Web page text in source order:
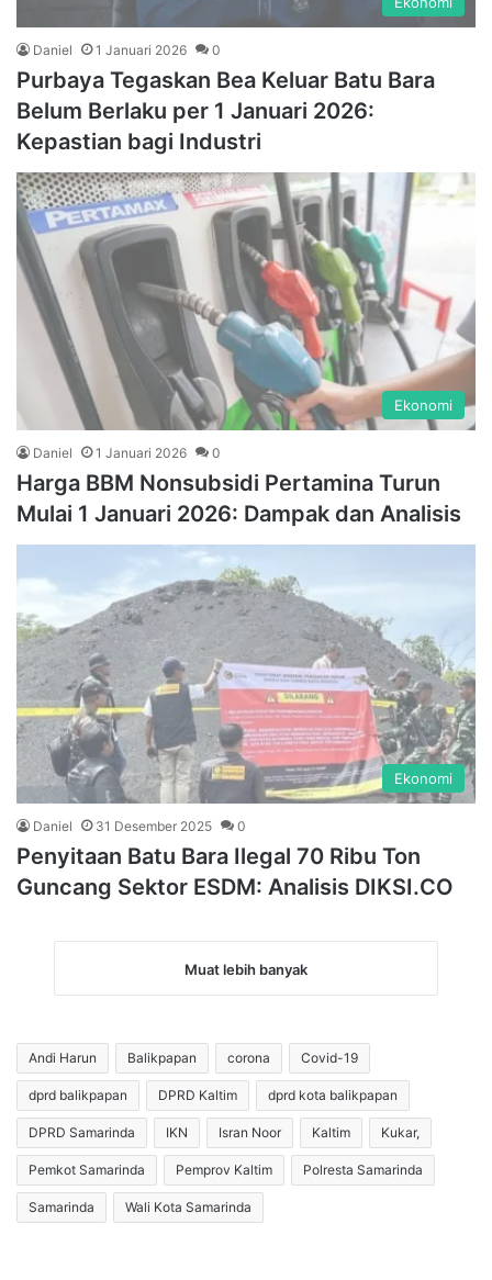
Daniel 1 Januari 2026 0
Purbaya Tegaskan Bea Keluar Batu Bara
Belum Berlaku per 1 Januari 2026:
Kepastian bagi Industri
Ekonomi
Daniel 1 Januari 2026 0
Harga BBM Nonsubsidi Pertamina Turun
Mulai 1 Januari 2026: Dampak dan Analisis
Ekonomi
Daniel 31 Desember 2025 0
Penyitaan Batu Bara Ilegal 70 Ribu Ton
Guncang Sektor ESDM: Analisis DIKSI.CO
Muat lebih banyak
Andi Harun Balikpapan corona Covid-19
dprd balikpapan DPRD Kaltim dprd kota balikpapan
DPRD Samarinda IKN Isran Noor Kaltim Kukar,
Pemkot Samarinda Pemprov Kaltim Polresta Samarinda
Samarinda Wali Kota Samarinda